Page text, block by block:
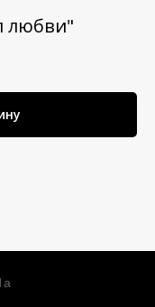
любви"